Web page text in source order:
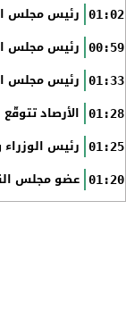
01:02 رئيس مجلس
00:59 رئيس مجلس
01:33 رئيس مجلس
01:28 الأرصاد
01:25 رئيس الوزراء
01:20 عضو مجلس